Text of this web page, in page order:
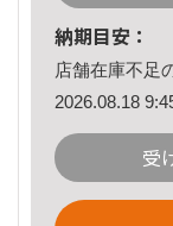
納期目安：
店舗在庫不足
2026.08.18
受